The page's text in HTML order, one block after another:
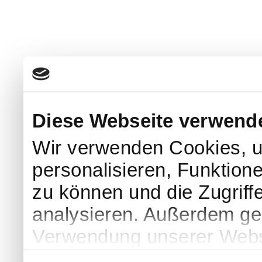
Diese Webseite
Wir verwenden Cookies,
personalisieren,
zu können und die
analysieren. Außerdem
Verwendung unserer